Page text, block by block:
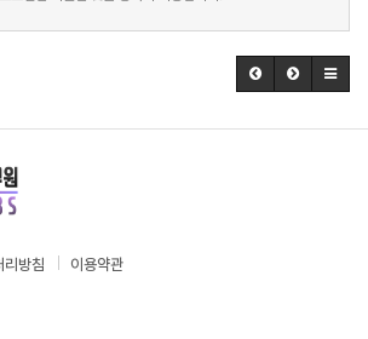
리방침 이용약관